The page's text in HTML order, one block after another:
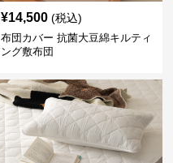
¥14,500 (税込)
布団カバー 抗菌大豆綿キルティ
ング敷布団